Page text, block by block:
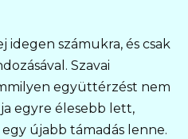
idegen számukra, és csak
Szavai
együttérzést nem
egyre élesebb lett,
újabb támadás lenne.